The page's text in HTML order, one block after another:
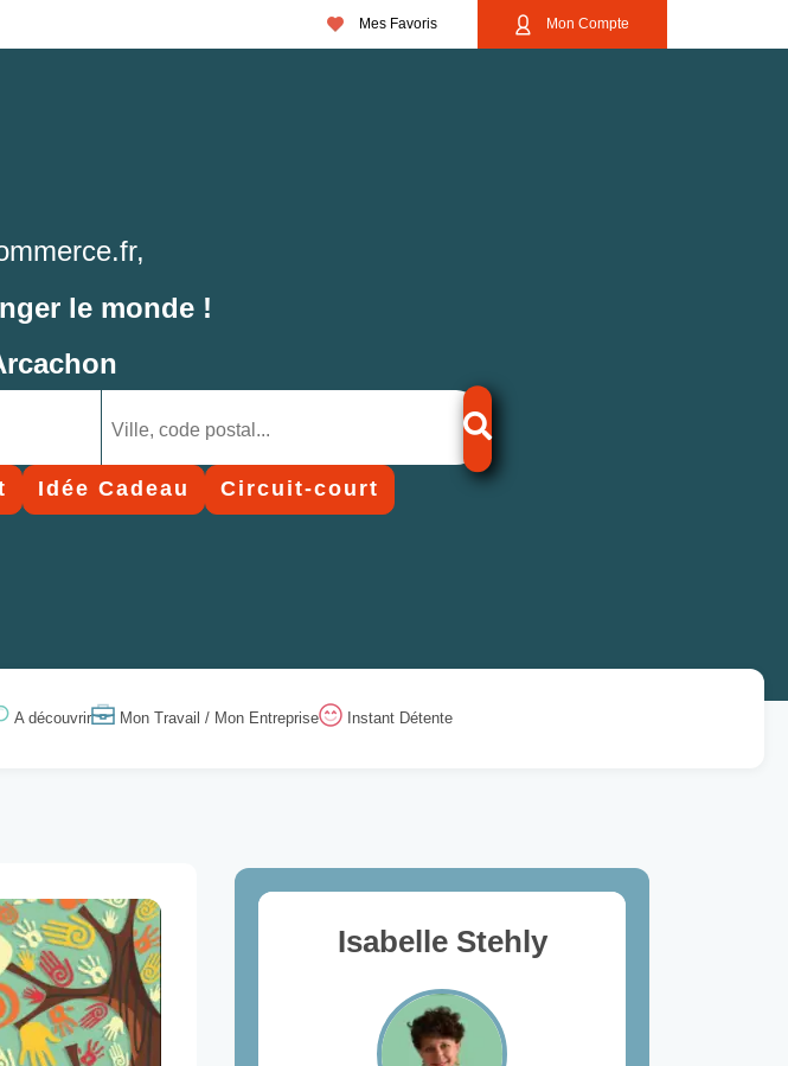
Mes Favoris Mon Compte
le monde !
Idée Cadeau Circuit-court
A découvrir Mon Travail / Mon Entreprise Instant Détente
Isabelle Stehly